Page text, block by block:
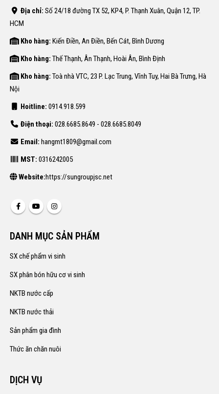
Địa chỉ: Số 24/18 đường TX 52, KP4, P. Thạnh Xuân, Quận 12, TP.
HCM
Kho hàng: Kiến Điền, An Điền, Bến Cát, Bình Dương
Kho hàng: Thế Thạnh, Ân Thạnh, Hoài Ân, Bình Định
Kho hàng: Toà nhà VTC, 23 P. Lạc Trung, Vĩnh Tuy, Hai Bà Trưng, Hà
Nội
Hoitline: 0914.918.599
Điện thoại: 028.6685.8649 - 028.6685.8049
Email: hangmt1809@gmail.com
MST: 0316242005
Website:https://sungroupjsc.net
DANH MỤC SẢN PHẨM
SX chế phẩm vi sinh
SX phân bón hữu cơ vi sinh
NKTB nước cấp
NKTB nước thải
Sản phẩm gia đình
Thức ăn chăn nuôi
DỊCH VỤ